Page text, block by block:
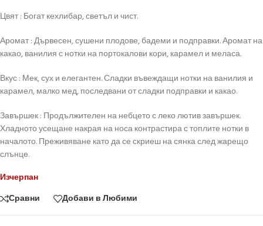
Цвят : Богат кехлибар, светъл и чист.
Аромат : Дървесен, сушени плодове, бадеми и подправки. Аромат на
какао, ванилия с нотки на портокалови кори, карамел и меласа.
Вкус : Мек, сух и елегантен. Сладки въвеждащи нотки на ванилия и
карамел, малко мед, последвани от сладки подправки и какао.
Завършек : Продължителен на небцето с леко лютив завършек.
Хладното усещане накрая на носа контрастира с топлите нотки в
началото. Преживяване като да се скриеш на сянка след жарещо
слънце.
Изчерпан
Сравни
Добави в Любими